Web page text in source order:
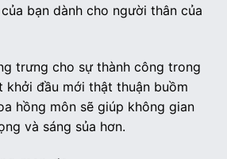
bạn dành cho người thân của
trưng cho sự thành công trong
khởi đầu mới thật thuận buồm
hồng môn sẽ giúp không gian
và sáng sủa hơn.